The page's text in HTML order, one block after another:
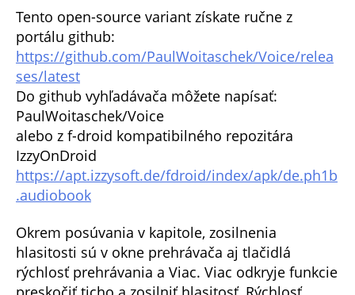
Tento open-source variant získate ručne z
portálu github:
https://github.com/PaulWoitaschek/Voice/relea
ses/latest
Do github vyhľadávača môžete napísať:
PaulWoitaschek/Voice
alebo z f-droid kompatibilného repozitára
IzzyOnDroid
https://apt.izzysoft.de/fdroid/index/apk/de.ph1b
.audiobook
Okrem posúvania v kapitole, zosilnenia
hlasitosti sú v okne prehrávača aj tlačidlá
rýchlosť prehrávania a Viac. Viac odkryje funkcie